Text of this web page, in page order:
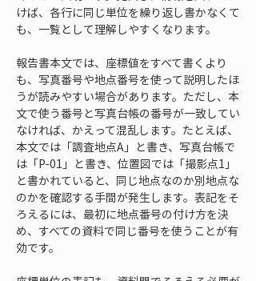
けば、各行に同じ単位を繰り返し書かなくて
も、一覧として理解しやすくなります。
報告書本文では、座標値をすべて書くより
も、写真番号や地点番号を使って説明したほ
うが読みやすい場合があります。ただし、本
文で使う番号と写真台帳の番号が一致してい
なければ、かえって混乱します。たとえば、
本文では「調査地点A」と書き、写真台帳で
は「P-01」と書き、位置図では「撮影点1」
と書かれていると、同じ地点なのか別地点な
のかを確認する手間が発生します。表記をそ
ろえるには、最初に地点番号の付け方を決
め、すべての資料で同じ番号を使うことが有
効です。